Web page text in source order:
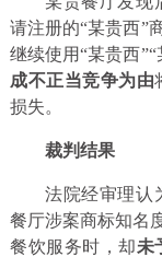
请注册的“某贵西”
继续使用“某贵西
成不正当竞争为由
损失。
裁判结果
法院经审理认
餐厅涉案商标知名
餐饮服务时，却未